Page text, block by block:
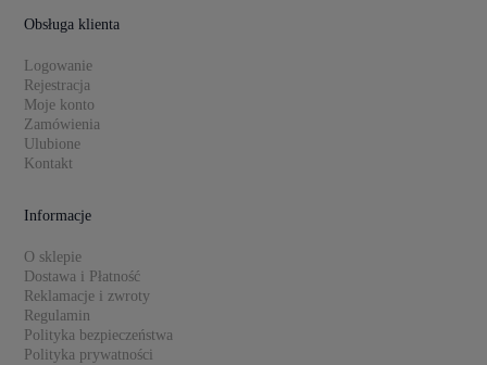
Obsługa klienta
Logowanie
Rejestracja
Moje konto
Zamówienia
Ulubione
Kontakt
Informacje
O sklepie
Dostawa i Płatność
Reklamacje i zwroty
Regulamin
Polityka bezpieczeństwa
Polityka prywatności